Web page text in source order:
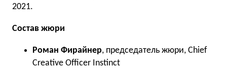
2021.
Состав жюри
Роман Фирайнер, председатель жюри, Chief
Creative Officer Instinct